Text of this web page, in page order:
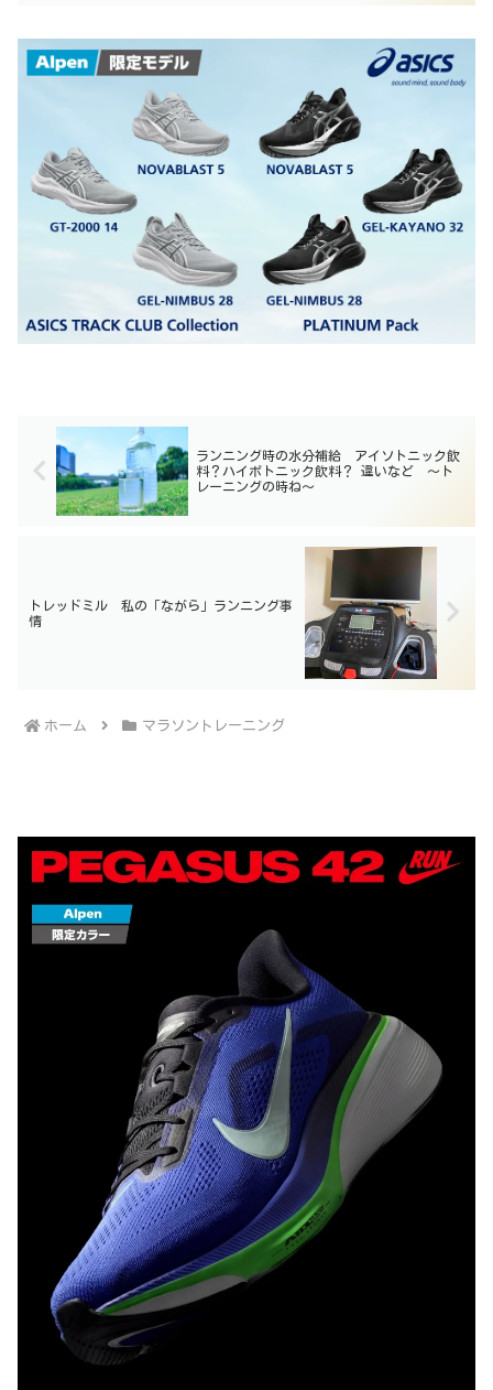
ランニング時の水分補給 アイソトニック飲
料？ハイポトニック飲料？ 違いなど 〜ト
レーニングの時ね〜
トレッドミル 私の「ながら」ランニング事
情
ホーム マラソントレーニング